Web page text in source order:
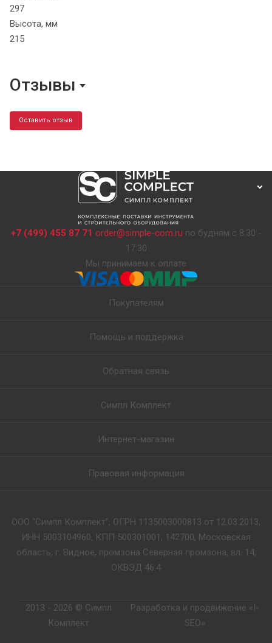
297
Высота, мм
215
Отзывы
Оставить отзыв
+7 (499) 455 87 71 order@simple-com.ru по будням с 8:30 -
17:30
Мы принимаем к оплате
Покупателям
Помощь и поддержка
Обратная связь
Симпл Комплект
Интернет-магазин
Правовая информация
ООО "Симпл Комплект", ОГРН 1135003000813 от 12.03.2013,
ИНН 5003104960, КПП 500301001, 142700, Московская
область, г. Видное, промзона Северная промзона, вл. 14,
ОКВЭД 46.4
2013 - 2026 © Симпл
Комплект
Разработка и продвижение «I-
SEO»